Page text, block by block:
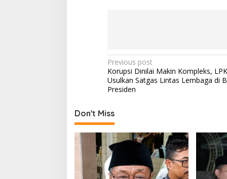
P
o
s
n
a
v
i
Previous post
Korupsi Dinilai Makin Kompleks,
Usulkan Satgas Lintas Lembaga di
Presiden
Don't Miss